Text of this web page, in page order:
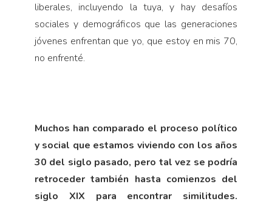
liberales, incluyendo la tuya, y hay desafíos
sociales y demográficos que las generaciones
jóvenes enfrentan que yo, que estoy en mis 70,
no enfrenté.
Muchos han comparado el proceso político
y social que estamos viviendo con los años
30 del siglo pasado, pero tal vez se podría
retroceder también hasta comienzos del
siglo XIX para encontrar similitudes.